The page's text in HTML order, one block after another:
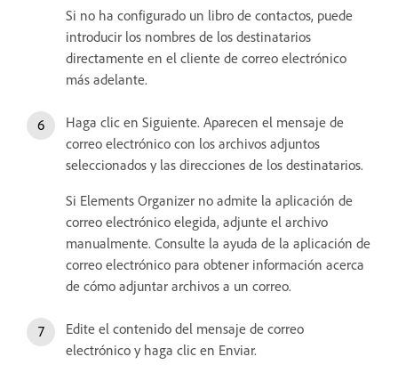
Si no ha configurado un libro de contactos, puede
introducir los nombres de los destinatarios
directamente en el cliente de correo electrónico
más adelante.
Haga clic en Siguiente. Aparecen el mensaje de
correo electrónico con los archivos adjuntos
seleccionados y las direcciones de los destinatarios.
Si Elements Organizer no admite la aplicación de
correo electrónico elegida, adjunte el archivo
manualmente. Consulte la ayuda de la aplicación de
correo electrónico para obtener información acerca
de cómo adjuntar archivos a un correo.
Edite el contenido del mensaje de correo
electrónico y haga clic en Enviar.